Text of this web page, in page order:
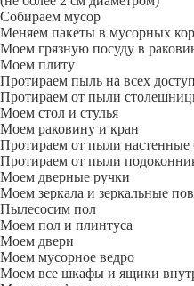
Собираем мусор
Меняем пакеты в мусорных
Моем грязную посуду в
Моем плиту
Протираем пыль на всех
Протираем от пыли
Моем стол и стулья
Моем раковину и кран
Протираем от пыли настенные
Протираем от пыли
Моем дверные ручки
Моем зеркала и зеркальные
Пылесосим пол
Моем пол и плинтуса
Моем двери
Моем мусорное ведро
Моем все шкафы и ящики